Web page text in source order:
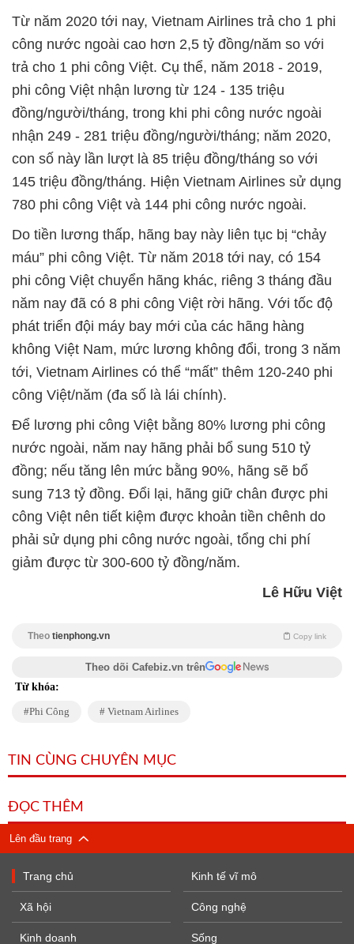
Từ năm 2020 tới nay, Vietnam Airlines trả cho 1 phi
công nước ngoài cao hơn 2,5 tỷ đồng/năm so với
trả cho 1 phi công Việt. Cụ thể, năm 2018 - 2019,
phi công Việt nhận lương từ 124 - 135 triệu
đồng/người/tháng, trong khi phi công nước ngoài
nhận 249 - 281 triệu đồng/người/tháng; năm 2020,
con số này lần lượt là 85 triệu đồng/tháng so với
145 triệu đồng/tháng. Hiện Vietnam Airlines sử dụng
780 phi công Việt và 144 phi công nước ngoài.
Do tiền lương thấp, hãng bay này liên tục bị “chảy
máu” phi công Việt. Từ năm 2018 tới nay, có 154
phi công Việt chuyển hãng khác, riêng 3 tháng đầu
năm nay đã có 8 phi công Việt rời hãng. Với tốc độ
phát triển đội máy bay mới của các hãng hàng
không Việt Nam, mức lương không đổi, trong 3 năm
tới, Vietnam Airlines có thể “mất” thêm 120-240 phi
công Việt/năm (đa số là lái chính).
Để lương phi công Việt bằng 80% lương phi công
nước ngoài, năm nay hãng phải bổ sung 510 tỷ
đồng; nếu tăng lên mức bằng 90%, hãng sẽ bổ
sung 713 tỷ đồng. Đổi lại, hãng giữ chân được phi
công Việt nên tiết kiệm được khoản tiền chênh do
phải sử dụng phi công nước ngoài, tổng chi phí
giảm được từ 300-600 tỷ đồng/năm.
Lê Hữu Việt
Theo tienphong.vn Copy link
Theo dõi Cafebiz.vn trên
Từ khóa:
Phi Công Vietnam Airlines
TIN CÙNG CHUYÊN MỤC
ĐỌC THÊM
Lên đầu trang
Trang chủ
Xã hội
Kinh doanh
Kinh tế vĩ mô
Công nghệ
Sống